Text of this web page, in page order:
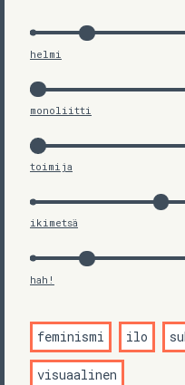
helmi
monoliitti
toimija
ikimetsä
hah!
feminismi ilo
visuaalinen